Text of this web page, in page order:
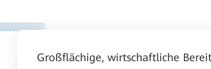
Großflächige, wirtschaftliche